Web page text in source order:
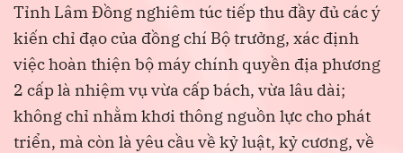
Tỉnh Lâm Đồng nghiêm túc tiếp thu đầy đủ các ý
kiến chỉ đạo của đồng chí Bộ trưởng, xác định
việc hoàn thiện bộ máy chính quyền địa phương
2 cấp là nhiệm vụ vừa cấp bách, vừa lâu dài;
không chỉ nhằm khơi thông nguồn lực cho phát
triển, mà còn là yêu cầu về kỷ luật, kỷ cương, về